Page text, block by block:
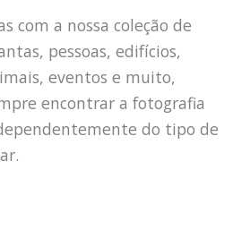
com a nossa coleção de
pessoas, edifícios,
eventos e muito,
encontrar a fotografia
do tipo de